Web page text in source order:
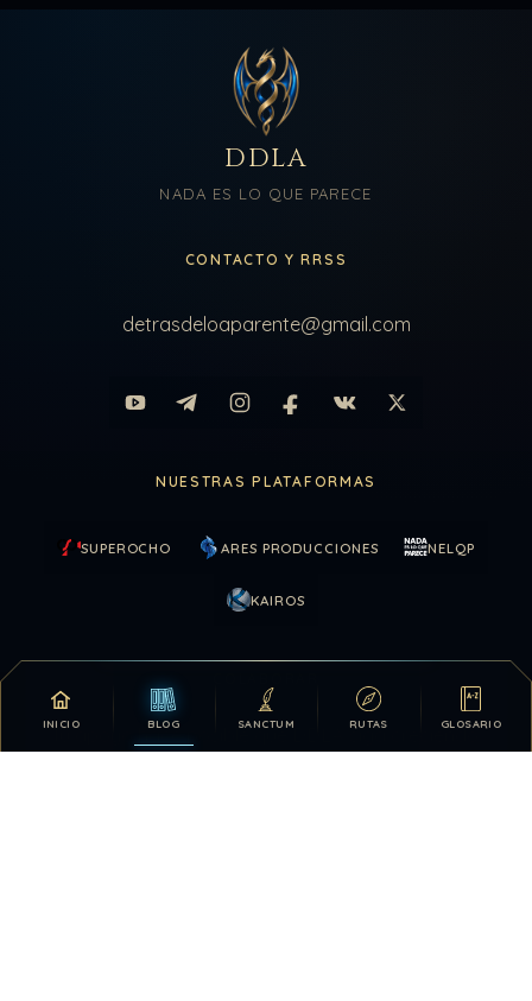
INICIO BLOG SANCTUM RUTAS GLOSARIO
DDLA
NADA ES LO QUE PARECE
CONTACTO Y RRSS
detrasdeloaparente@gmail.com
NUESTRAS PLATAFORMAS
SUPEROCHO ARES PRODUCCIONES NELQP
KAIROS
Tu apoyo hace posible que DDLA siga creciendo.